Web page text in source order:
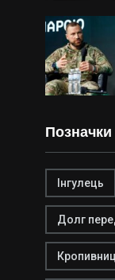
Позначки
Інгулець
Долг